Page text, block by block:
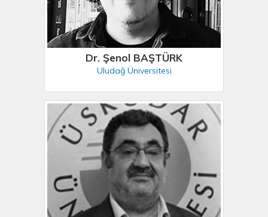
Dr. Şenol BAŞTÜRK
Uludağ Üniversitesi